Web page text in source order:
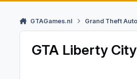
GTAGames.nl Grand Theft Auto
GTA Liberty